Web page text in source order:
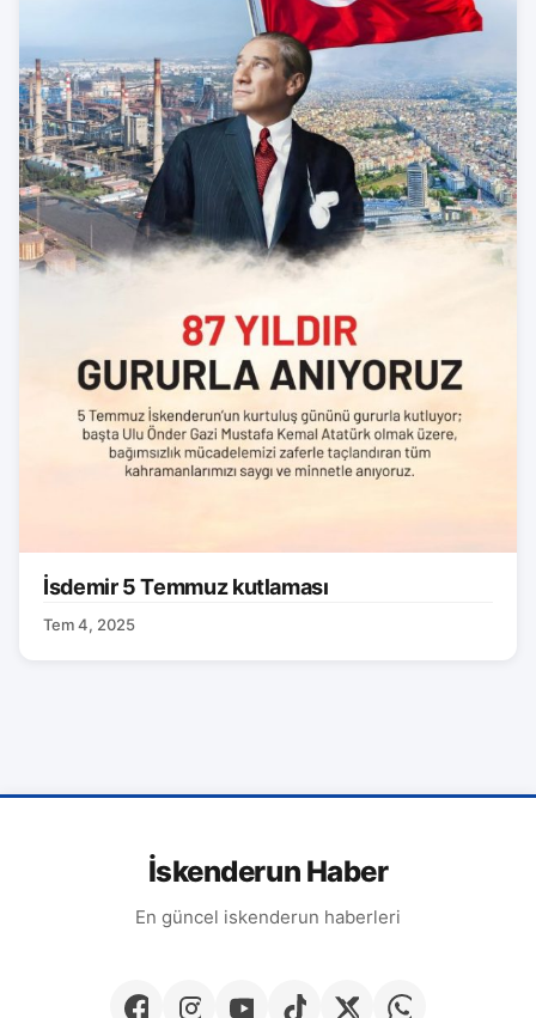
İsdemir 5 Temmuz kutlaması
Tem 4, 2025
İskenderun Haber
En güncel iskenderun haberleri